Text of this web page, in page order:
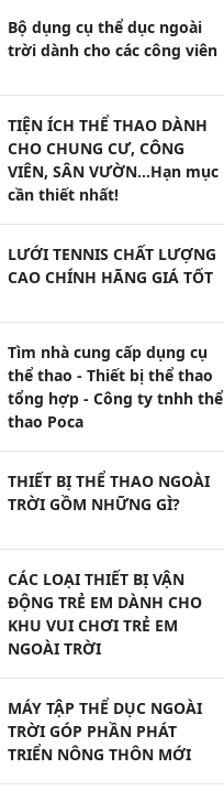
Bộ dụng cụ thể dục ngoài
trời dành cho các công viên
TIỆN ÍCH THỂ THAO DÀNH
CHO CHUNG CƯ, CÔNG
VIÊN, SÂN VƯỜN...Hạn mục
cần thiết nhất!
LƯỚI TENNIS CHẤT LƯỢNG
CAO CHÍNH HÃNG GIÁ TỐT
Tìm nhà cung cấp dụng cụ
thể thao - Thiết bị thể thao
tổng hợp - Công ty tnhh thể
thao Poca
THIẾT BỊ THỂ THAO NGOÀI
TRỜI GỒM NHỮNG GÌ?
CÁC LOẠI THIẾT BỊ VẬN
ĐỘNG TRẺ EM DÀNH CHO
KHU VUI CHƠI TRẺ EM
NGOÀI TRỜI
MÁY TẬP THỂ DỤC NGOÀI
TRỜI GÓP PHẦN PHÁT
TRIỂN NÔNG THÔN MỚI